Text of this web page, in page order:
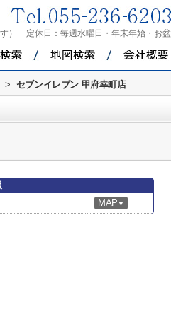
） 定休日： 毎週水曜日・年末年始・お盆
> セブンイレブン 甲府幸町店
MAP ▼